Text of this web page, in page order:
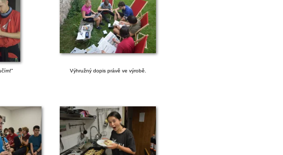
Výhružný dopis právě ve výrobě.